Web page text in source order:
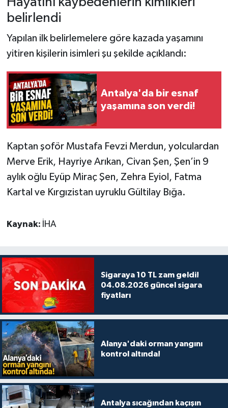
belirlendi
Yapılan ilk belirlemelere göre kazada yaşamını
yitiren kişilerin isimleri şu şekilde açıklandı:
Antalya'da bir esnaf
yaşamına son verdi!
Kaptan şoför Mustafa Fevzi Merdun, yolculardan
Merve Erik, Hayriye Arıkan, Civan Şen, Şen’in 9
aylık oğlu Eyüp Miraç Şen, Zehra Eyiol, Fatma
Kartal ve Kırgızistan uyruklu Gültilay Bığa.
Kaynak: İHA
Sigaraya 10 TL zam geldi!
04.08.2026 güncel sigara
fiyatları
Alanya'daki orman yangını
kontrol altında!
Antalya sıcağından kaçışın